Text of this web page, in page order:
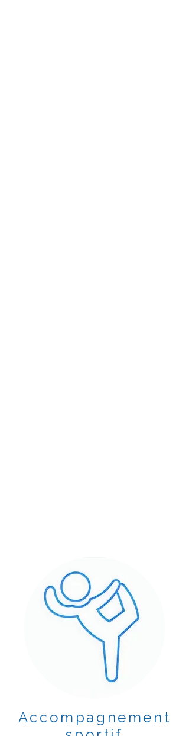
Accompagnement